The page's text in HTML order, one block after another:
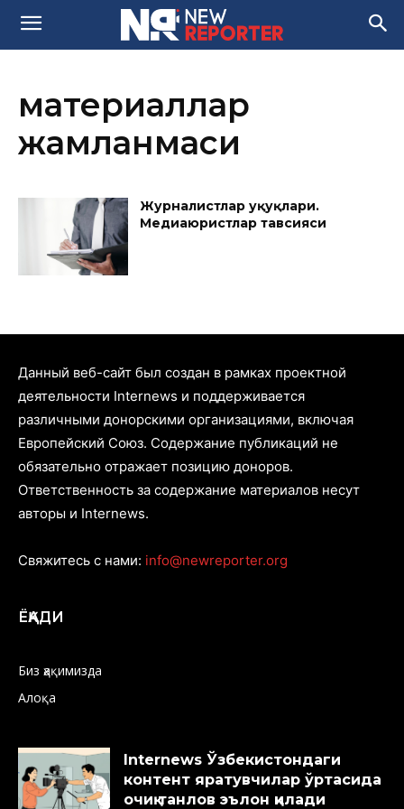
материаллар
жамланмаси
Журналистлар ҳуқуқлари.
Медиаюристлар тавсияси
Данный веб-сайт был создан в рамках проектной
деятельности Internews и поддерживается
различными донорскими организациями, включая
Европейский Союз. Содержание публикаций не
обязательно отражает позицию доноров.
Ответственность за содержание материалов несут
авторы и Internews.
Свяжитесь с нами: info@newreporter.org
ЁҚАДИ
Биз ҳақимизда
Алоқа
Internews Ўзбекистондаги
контент яратувчилар ўртасида
очиқ танлов эълон қилади